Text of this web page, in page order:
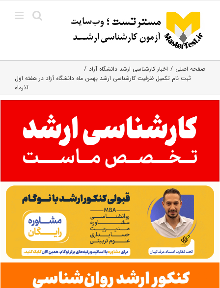
content
صفحه اصلی
اخبار کارشناسی ارشد دانشگاه آزاد
ثبت نام تکمیل ظرفیت کارشناسی ارشد بهمن‌ ماه دانشگاه آزاد در هفته اول
آذرماه